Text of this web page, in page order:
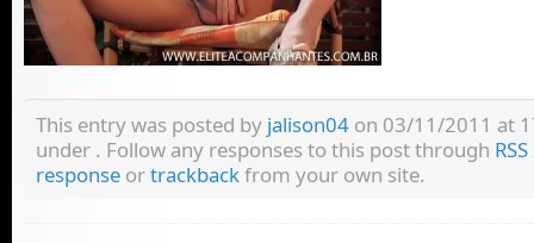
This entry was posted by jalison04 on 03/11/2011 at
under . Follow any responses to this post through
response ortrackbackfrom your own site.